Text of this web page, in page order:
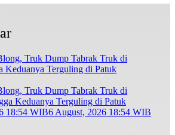
Truk Dump Tabrak Truk di
Keduanya Terguling di Patuk
18:54 WIB6 August, 2026 18:54 WIB